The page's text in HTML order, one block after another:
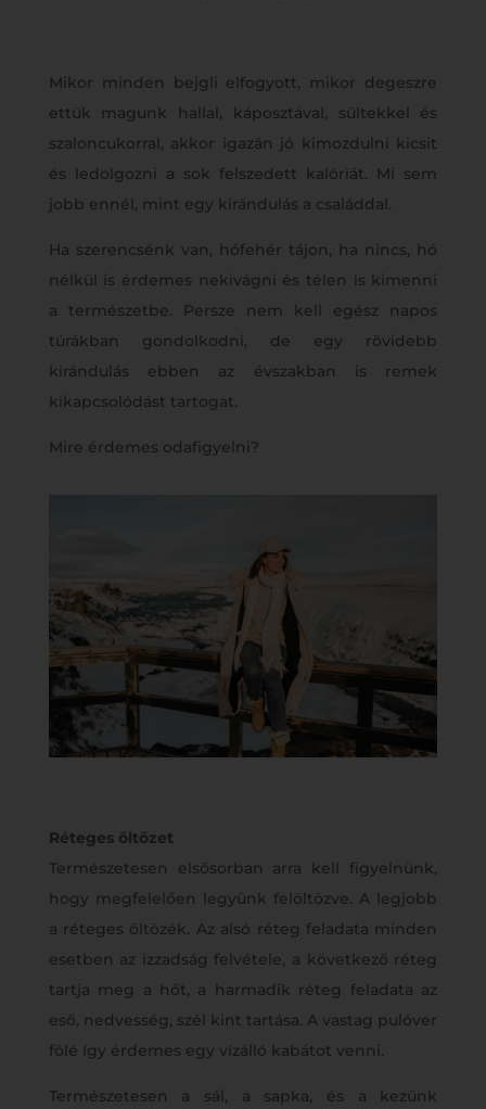
Mikor minden bejgli elfogyott, mikor degeszre
ettük magunk hallal, káposztával, sültekkel és
szaloncukorral, akkor igazán jó kimozdulni kicsit
és ledolgozni a sok felszedett kalóriát. Mi sem
jobb ennél, mint egy kirándulás a családdal.
Ha szerencsénk van, hófehér tájon, ha nincs, hó
nélkül is érdemes nekivágni és télen is kimenni
a természetbe. Persze nem kell egész napos
túrákban gondolkodni, de egy rövidebb
kirándulás ebben az évszakban is remek
kikapcsolódást tartogat.
Mire érdemes odafigyelni?
Réteges öltözet
Természetesen elsősorban arra kell figyelnünk,
hogy megfelelően legyünk felöltözve. A legjobb
a réteges öltözék. Az alsó réteg feladata minden
esetben az izzadság felvétele, a következő réteg
tartja meg a hőt, a harmadik réteg feladata az
eső, nedvesség, szél kint tartása. A vastag pulóver
fölé így érdemes egy vízálló kabátot venni.
Természetesen a sál, a sapka, és a kezünk